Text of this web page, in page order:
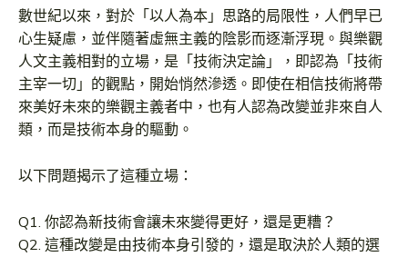
數世紀以來，對於「以人為本」思路的局限性，人們早已
心生疑慮，並伴隨著虛無主義的陰影而逐漸浮現。與樂觀
人文主義相對的立場，是「技術決定論」，即認為「技術
主宰一切」的觀點，開始悄然滲透。即使在相信技術將帶
來美好未來的樂觀主義者中，也有人認為改變並非來自人
類，而是技術本身的驅動。
以下問題揭示了這種立場：
Q1. 你認為新技術會讓未來變得更好，還是更糟？
Q2. 這種改變是由技術本身引發的，還是取決於人類的選